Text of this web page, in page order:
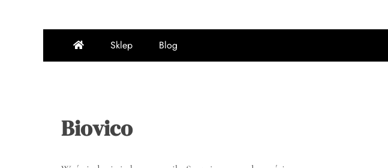
Sklep Blog
Biovico